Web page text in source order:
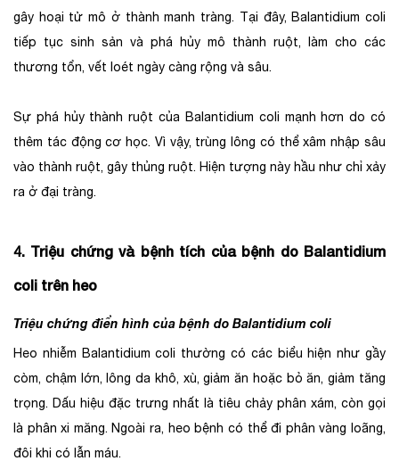
gây hoại tử mô ở thành manh tràng. Tại đây, Balantidium coli
tiếp tục sinh sản và phá hủy mô thành ruột, làm cho các
thương tổn, vết loét ngày càng rộng và sâu.
Sự phá hủy thành ruột của Balantidium coli mạnh hơn do có
thêm tác động cơ học. Vì vậy, trùng lông có thể xâm nhập sâu
vào thành ruột, gây thủng ruột. Hiện tượng này hầu như chỉ xảy
ra ở đại tràng.
4. Triệu chứng và bệnh tích của bệnh do Balantidium
coli trên heo
Triệu chứng điển hình của bệnh do Balantidium coli
Heo nhiễm Balantidium coli thường có các biểu hiện như gầy
còm, chậm lớn, lông da khô, xù, giảm ăn hoặc bỏ ăn, giảm tăng
trọng. Dấu hiệu đặc trưng nhất là tiêu chảy phân xám, còn gọi
là phân xi măng. Ngoài ra, heo bệnh có thể đi phân vàng loãng,
đôi khi có lẫn máu.